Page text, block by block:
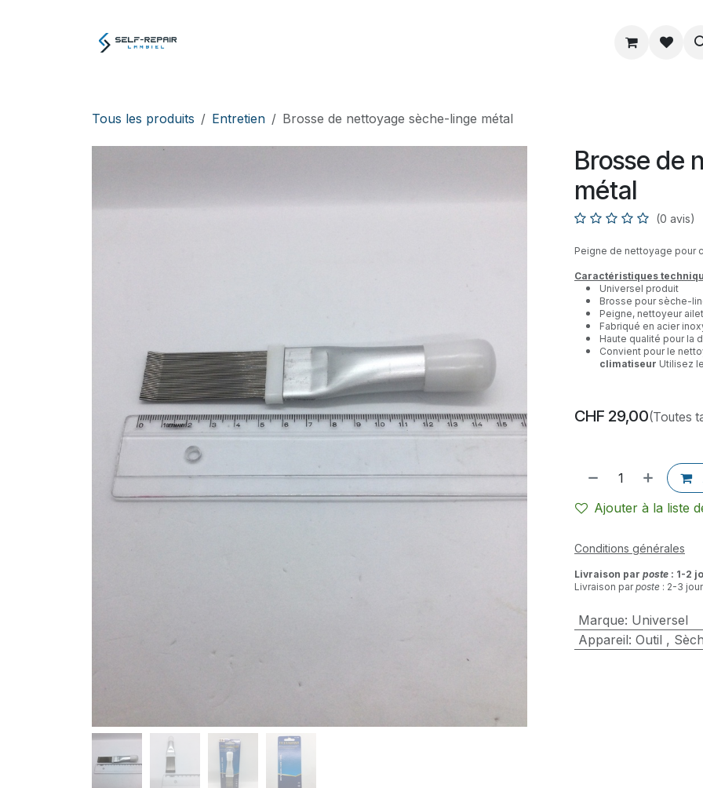
À propos
Tous les produits Entretien Brosse de nettoyage sèche-linge métal
Brosse de
métal
(0 avis)
Peigne de nettoyage pour
Caractéristiques
Universel produit
Brosse pour sèche-
Peigne, nettoyeur
Fabriqué en acier
Haute qualité pour la
Convient pour le
climatiseur Utilisez
CHF 29,00(Toutes
Ajouter à la liste
Conditions générales
Livraison par poste : 1-2
Livraison parposte : 2-3
Marque: Universel
Appareil: Outil ,